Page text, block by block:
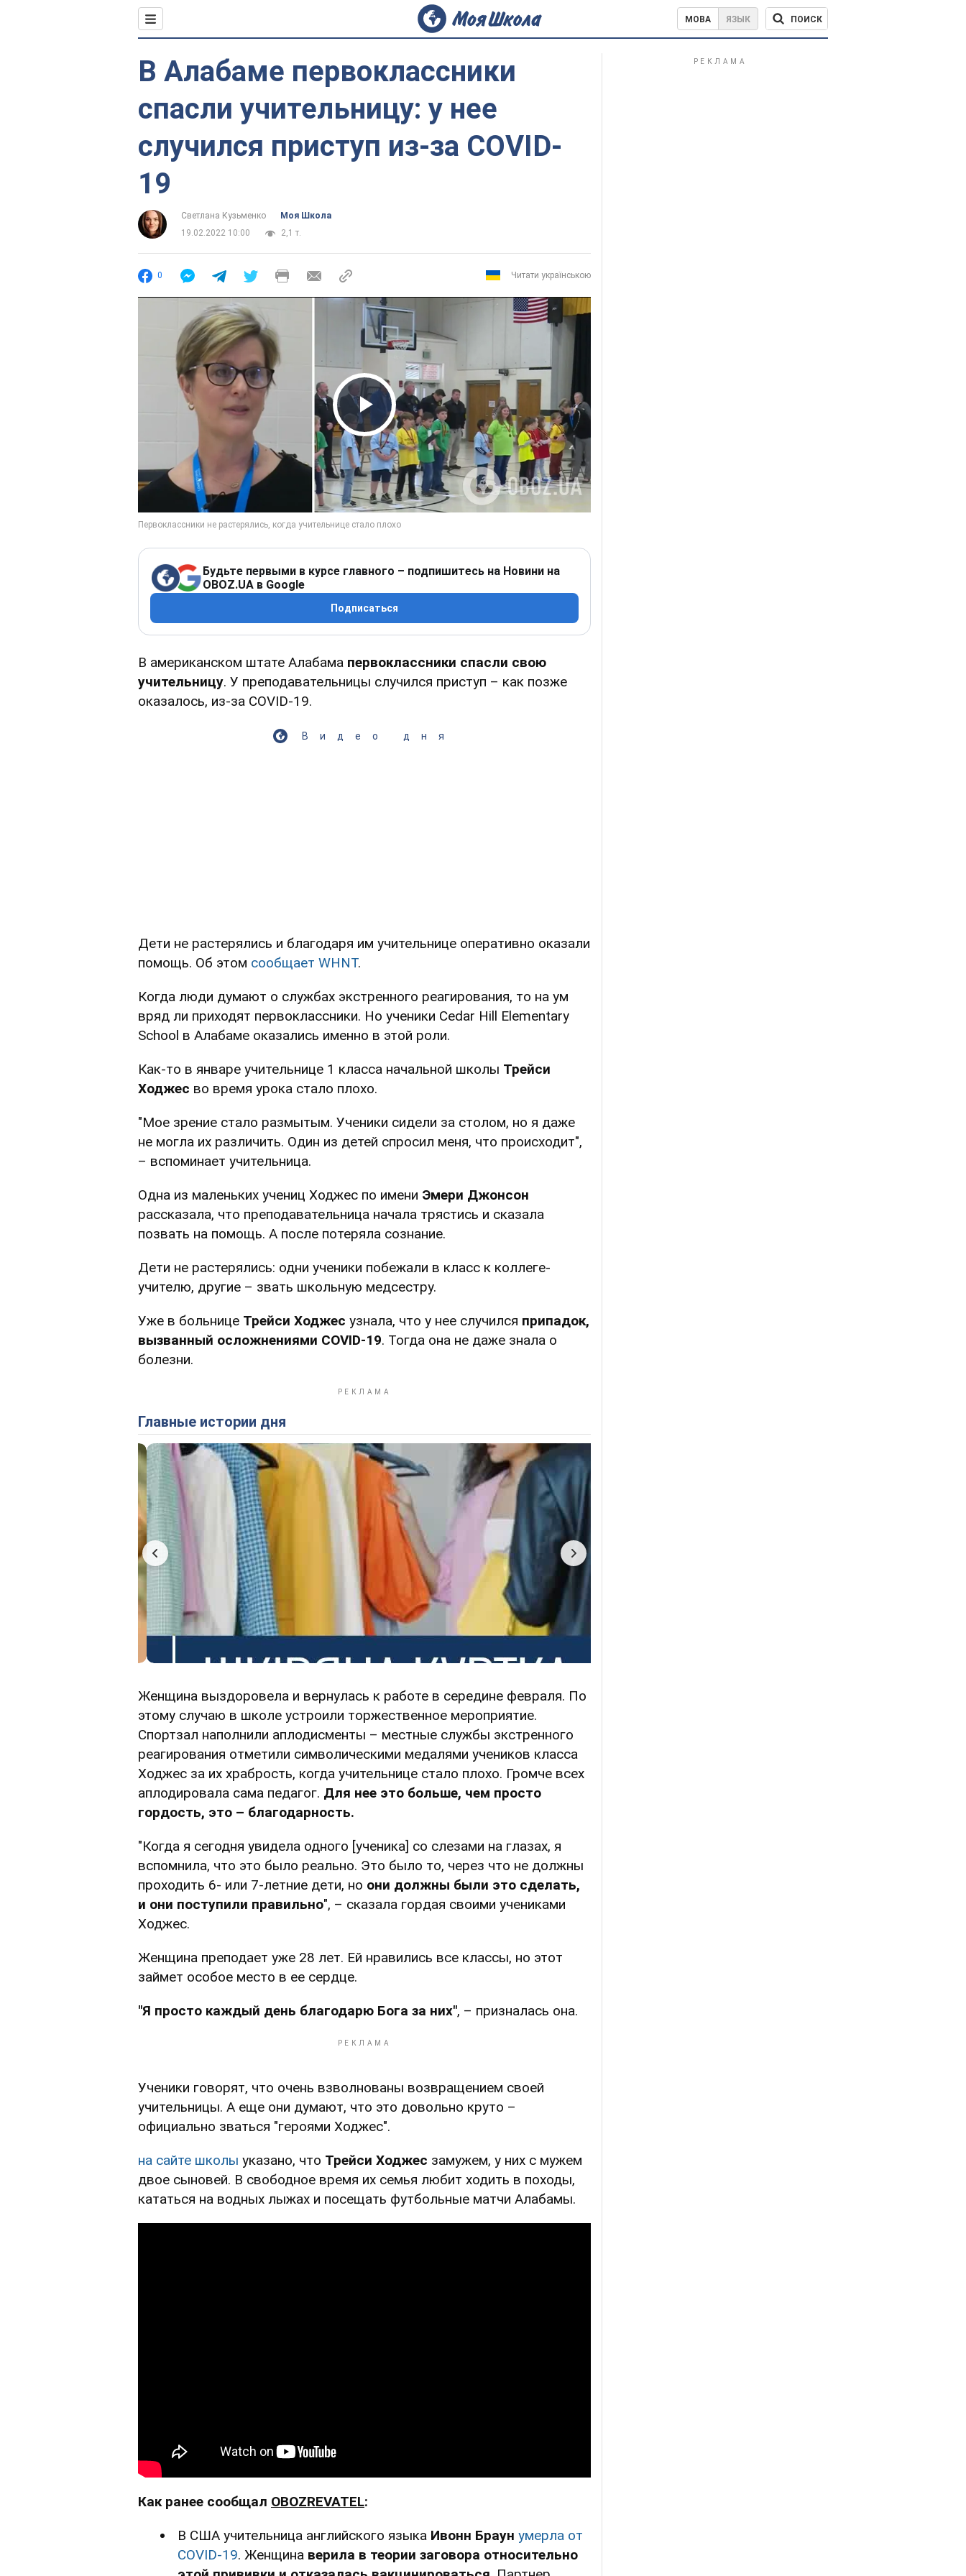
МОВА ЯЗЫК ПОИСК
В Алабаме первоклассники
спасли учительницу: у нее
случился приступ из-за COVID-
19
Светлана Кузьменко
Моя Школа
19.02.2022 10:00
2,1 т.
0 Читати українською
Play Video
Будьте первыми в курсе главного – подпишитесь на Новини на
OBOZ.UA в Google
Подписаться
В американском штате Алабама первоклассники спасли свою
учительницу. У преподавательницы случился приступ – как позже
оказалось, из-за COVID-19.
Видео дня
Дети не растерялись и благодаря им учительнице оперативно оказали
помощь. Об этом сообщает WHNT.
Когда люди думают о службах экстренного реагирования, то на ум
вряд ли приходят первоклассники. Но ученики Cedar Hill Elementary
School в Алабаме оказались именно в этой роли.
Как-то в январе учительнице 1 класса начальной школы Трейси
Ходжес во время урока стало плохо.
"Мое зрение стало размытым. Ученики сидели за столом, но я даже
не могла их различить. Один из детей спросил меня, что происходит",
– вспоминает учительница.
Одна из маленьких учениц Ходжес по имени Эмери Джонсон
рассказала, что преподавательница начала трястись и сказала
позвать на помощь. А после потеряла сознание.
Дети не растерялись: одни ученики побежали в класс к коллеге-
учителю, другие – звать школьную медсестру.
Уже в больнице Трейси Ходжес узнала, что у нее случился припадок,
вызванный осложнениями COVID-19. Тогда она не даже знала о
болезни.
Главные истории дня
Женщина выздоровела и вернулась к работе в середине февраля. По
этому случаю в школе устроили торжественное мероприятие.
Спортзал наполнили аплодисменты – местные службы экстренного
реагирования отметили символическими медалями учеников класса
Ходжес за их храбрость, когда учительнице стало плохо. Громче всех
аплодировала сама педагог. Для нее это больше, чем просто
гордость, это – благодарность.
"Когда я сегодня увидела одного [ученика] со слезами на глазах, я
вспомнила, что это было реально. Это было то, через что не должны
проходить 6- или 7-летние дети, но они должны были это сделать,
и они поступили правильно", – сказала гордая своими учениками
Ходжес.
Женщина преподает уже 28 лет. Ей нравились все классы, но этот
займет особое место в ее сердце.
"Я просто каждый день благодарю Бога за них", – призналась она.
Ученики говорят, что очень взволнованы возвращением своей
учительницы. А еще они думают, что это довольно круто –
официально зваться "героями Ходжес".
на сайте школы указано, что Трейси Ходжес замужем, у них с мужем
двое сыновей. В свободное время их семья любит ходить в походы,
кататься на водных лыжах и посещать футбольные матчи Алабамы.
Как ранее сообщал OBOZREVATEL:
В США учительница английского языка Ивонн Браун умерла от
COVID-19. Женщина верила в теории заговора относительно